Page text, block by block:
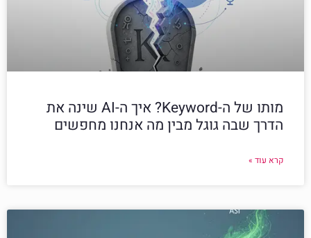
מותו של ה-Keyword? איך ה-AI שינה את
הדרך שבה גוגל מבין מה אנחנו מחפשים
קרא עוד »